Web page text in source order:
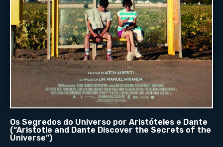
Os Segredos do Universo por Aristóteles e Dante
(“Aristotle and Dante Discover the Secrets of the
Universe”)